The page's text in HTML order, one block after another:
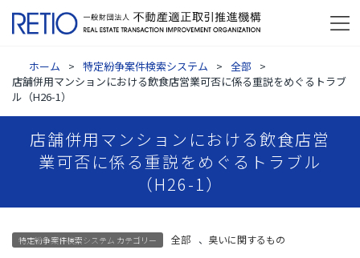
ホーム 特定紛争案件検索システム
全部
店舗併用マンションにおける飲食店営業可否に係る重説をめぐるトラブ
ル（H26-1）
店舗併用マンションにおける飲食店営
業可否に係る重説をめぐるトラブル
（H26-1）
特定紛争案件検索システム カテゴリー 全部 、 臭いに関するもの